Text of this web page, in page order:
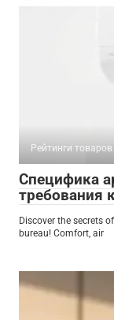
Рейтинги товаров
Специфика
требования
Discover the secrets
bureau! Comfort, air